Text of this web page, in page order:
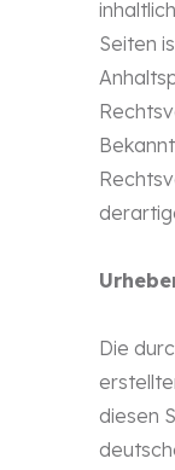
Seiten
Die
diesen